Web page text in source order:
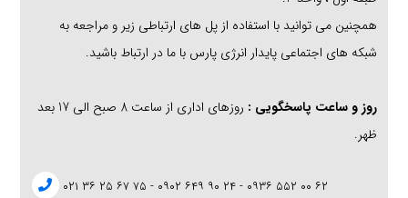
همچنین می توانید با استفاده از پل های ارتباطی زیر و مراجعه به
شبکه های اجتماعی پایدار انرژی پارس با ما در ارتباط باشید.
روز و ساعت پاسخگویی :
روزهای اداری از ساعت 8 صبح الی 17 بعد
ظهر.
۶۲ ۰۰ ۵۵۲ ۰۹۳۶ - ۲۴ ۹۰ ۶۴۹ ۰۹۰۲ - ۷۵ ۶۷ ۲۵ ۳۶ ۰۲۱